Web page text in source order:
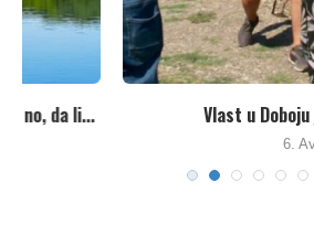
Vlast u Doboju još više
6. Avgusta 2026.